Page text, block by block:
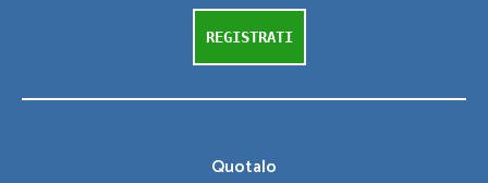
REGISTRATI
Quotalo